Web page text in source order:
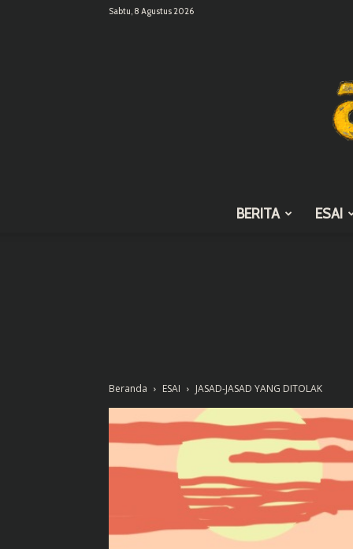
Sabtu, 8 Agustus 2026
BERITA ESAI
Beranda ESAI JASAD-JASAD YANG DITOLAK